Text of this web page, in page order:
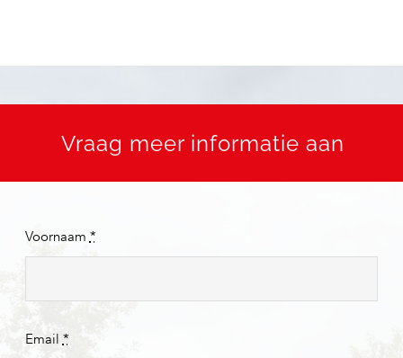
Vraag meer informatie aan
Voornaam *
Email *